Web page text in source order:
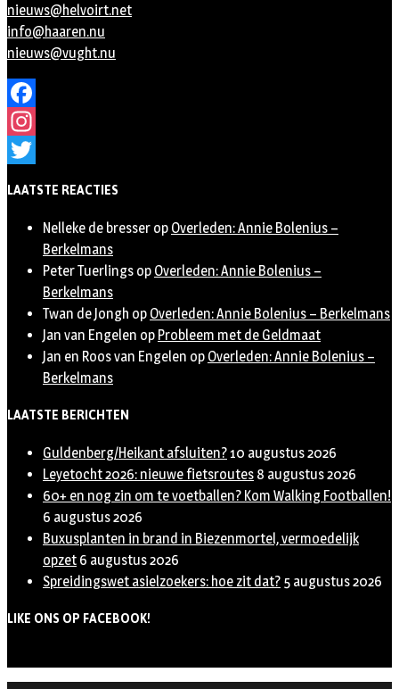
nieuws@helvoirt.net
info@haaren.nu
nieuws@vught.nu
Facebook
Instagram
LAATSTE REACTIES
Nelleke de bresser op Overleden: Annie Bolenius –
Berkelmans
Peter Tuerlings op Overleden: Annie Bolenius –
Berkelmans
Twan de Jongh op Overleden: Annie Bolenius – Berkelmans
Jan van Engelen op Probleem met de Geldmaat
Jan en Roos van Engelen op Overleden: Annie Bolenius –
Berkelmans
LAATSTE BERICHTEN
Guldenberg/Heikant afsluiten?10 augustus 2026
Leyetocht 2026: nieuwe fietsroutes 8 augustus 2026
60+ en nog zin om te voetballen? Kom Walking Footballen!
6 augustus 2026
Buxusplanten in brand in Biezenmortel, vermoedelijk
opzet 6 augustus 2026
Spreidingswet asielzoekers: hoe zit dat? 5 augustus 2026
LIKE ONS OP FACEBOOK!